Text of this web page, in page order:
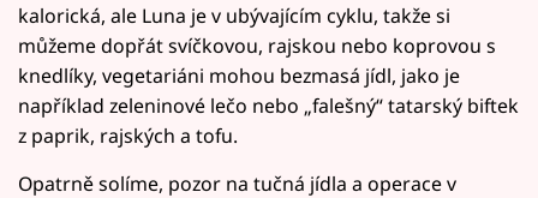
kalorická, ale Luna je v ubývajícím cyklu, takže si
můžeme dopřát svíčkovou, rajskou nebo koprovou s
knedlíky, vegetariáni mohou bezmasá jídl, jako je
například zeleninové lečo nebo „falešný“ tatarský biftek
z paprik, rajských a tofu.
Opatrně solíme, pozor na tučná jídla a operace v